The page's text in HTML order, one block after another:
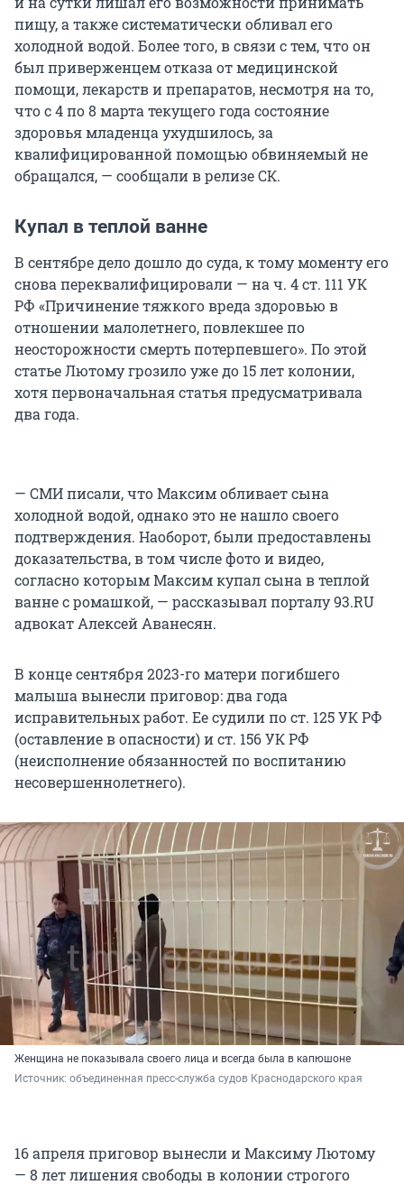
пищу, а также систематически обливал его
холодной водой. Более того, в связи с тем, что он
был приверженцем отказа от медицинской
помощи, лекарств и препаратов, несмотря на то,
что с 4 по 8 марта текущего года состояние
здоровья младенца ухудшилось, за
квалифицированной помощью обвиняемый не
обращался, — сообщали в релизе СК.
Купал в теплой ванне
В сентябре дело дошло до суда, к тому моменту его
снова переквалифицировали — на ч. 4 ст. 111 УК
РФ «Причинение тяжкого вреда здоровью в
отношении малолетнего, повлекшее по
неосторожности смерть потерпевшего». По этой
статье Лютому грозило уже до 15 лет колонии,
хотя первоначальная статья предусматривала
два года.
— СМИ писали, что Максим обливает сына
холодной водой, однако это не нашло своего
подтверждения. Наоборот, были предоставлены
доказательства, в том числе фото и видео,
согласно которым Максим купал сына в теплой
ванне с ромашкой, — рассказывал порталу 93.RU
адвокат Алексей Аванесян.
В конце сентября 2023-го матери погибшего
малыша вынесли приговор: два года
исправительных работ. Ее судили по ст. 125 УК РФ
(оставление в опасности) и ст. 156 УК РФ
(неисполнение обязанностей по воспитанию
несовершеннолетнего).
Женщина не показывала своего лица и всегда была в капюшоне
Источник: объединенная пресс-служба судов Краснодарского края
16 апреля приговор вынесли и Максиму Лютому
— 8 лет лишения свободы в колонии строгого